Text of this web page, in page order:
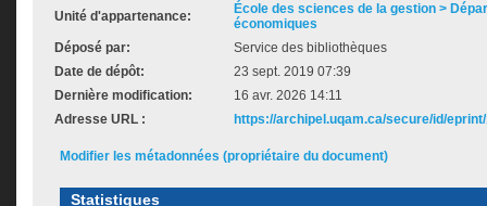
Unité d'appartenance:
École des sciences de la gestion >
économiques
Déposé par:
Service des bibliothèques
Date de dépôt:
23 sept. 2019 07:39
Dernière modification:
16 avr. 2026 14:11
Adresse URL :
https://archipel.uqam.ca/secure/id/
Modifier les métadonnées (propriétaire du document)
Statistiques